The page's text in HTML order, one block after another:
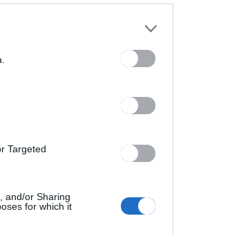
Targeted
and/or Sharing
for which it
Agent